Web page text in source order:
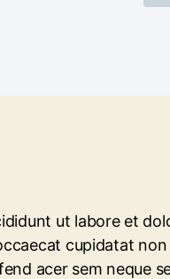
ut labore et
cupidatat
acer sem neque